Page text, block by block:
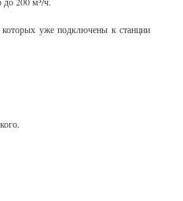
уже подключены к станции